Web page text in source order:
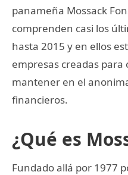
panameña Mossack
comprenden casi los
hasta 2015 y en ellos
empresas creadas
mantener en el
financieros.
¿Qué es
Fundado allá por 1977